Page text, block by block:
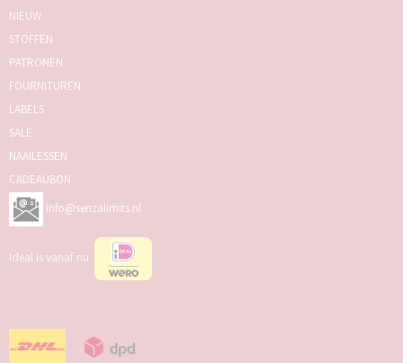
NIEUW
STOFFEN
PATRONEN
FOURNITUREN
LABELS
SALE
NAAILESSEN
CADEAUBON
info@senzalimits.nl
Ideal is vanaf nu